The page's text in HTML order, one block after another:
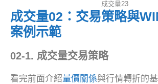
成交量23
成交量02：交易策略與
案例示範
02-1. 成交量交易策略
看完前面介紹量價關係與行情轉折的